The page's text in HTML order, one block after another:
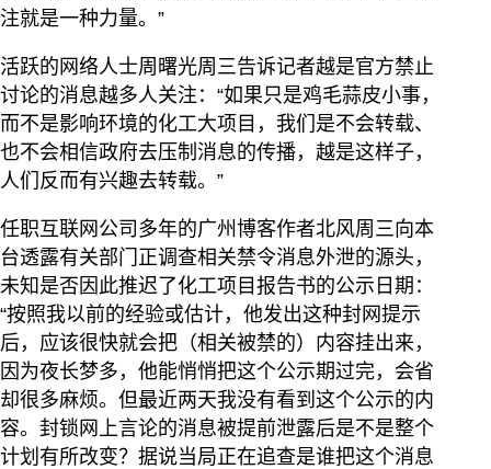
注就是一种力量。”
活跃的网络人士周曙光周三告诉记者越是官方禁止
讨论的消息越多人关注：“如果只是鸡毛蒜皮小事，
而不是影响环境的化工大项目，我们是不会转载、
也不会相信政府去压制消息的传播，越是这样子，
人们反而有兴趣去转载。”
任职互联网公司多年的广州博客作者北风周三向本
台透露有关部门正调查相关禁令消息外泄的源头，
未知是否因此推迟了化工项目报告书的公示日期：
“按照我以前的经验或估计，他发出这种封网提示
后，应该很快就会把（相关被禁的）内容挂出来，
因为夜长梦多，他能悄悄把这个公示期过完，会省
却很多麻烦。但最近两天我没有看到这个公示的内
容。封锁网上言论的消息被提前泄露后是不是整个
计划有所改变？据说当局正在追查是谁把这个消息